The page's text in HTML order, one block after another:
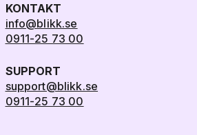
KONTAKT
info@blikk.se
0911-25 73 00
SUPPORT
support@blikk.se
0911-25 73 00